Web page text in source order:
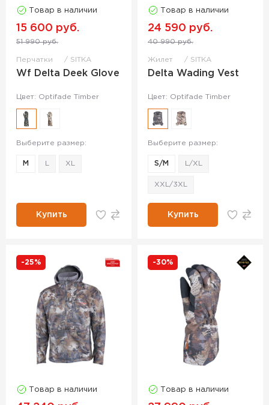
Товар в наличии
15 600 руб.
51 990 руб.
Перчатки SITKA
Wf Delta Deek Glove
Цвет: Optifade Timber
Выберите размер:
M XL
Купить
Товар в наличии
24 590 руб.
40 990 руб.
Жилет SITKA
Delta Wading Vest
Цвет: Optifade Timber
Выберите размер:
S/M L/XL
XXL/3XL
Купить
-25%
Товар в наличии
-30%
Товар в наличии